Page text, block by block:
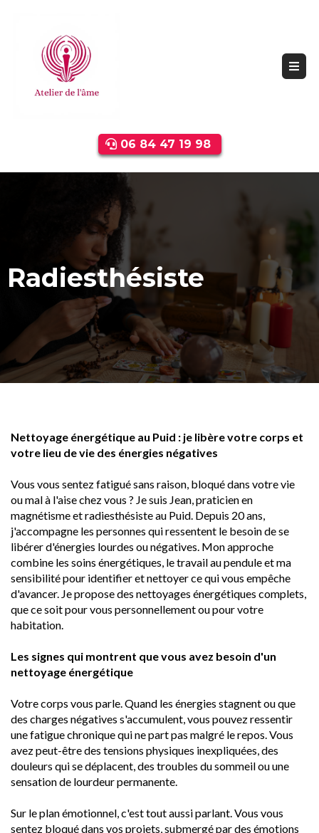
06 84 47 19 98
Radiesthésiste
Nettoyage énergétique au Puid : je libère votre corps et
votre lieu de vie des énergies négatives
Vous vous sentez fatigué sans raison, bloqué dans votre vie
ou mal à l'aise chez vous ? Je suis Jean, praticien en
magnétisme et radiesthésiste au Puid. Depuis 20 ans,
j'accompagne les personnes qui ressentent le besoin de se
libérer d'énergies lourdes ou négatives. Mon approche
combine les soins énergétiques, le travail au pendule et ma
sensibilité pour identifier et nettoyer ce qui vous empêche
d'avancer. Je propose des nettoyages énergétiques complets,
que ce soit pour vous personnellement ou pour votre
habitation.
Les signes qui montrent que vous avez besoin d'un
nettoyage énergétique
Votre corps vous parle. Quand les énergies stagnent ou que
des charges négatives s'accumulent, vous pouvez ressentir
une fatigue chronique qui ne part pas malgré le repos. Vous
avez peut-être des tensions physiques inexpliquées, des
douleurs qui se déplacent, des troubles du sommeil ou une
sensation de lourdeur permanente.
Sur le plan émotionnel, c'est tout aussi parlant. Vous vous
sentez bloqué dans vos projets, submergé par des émotions